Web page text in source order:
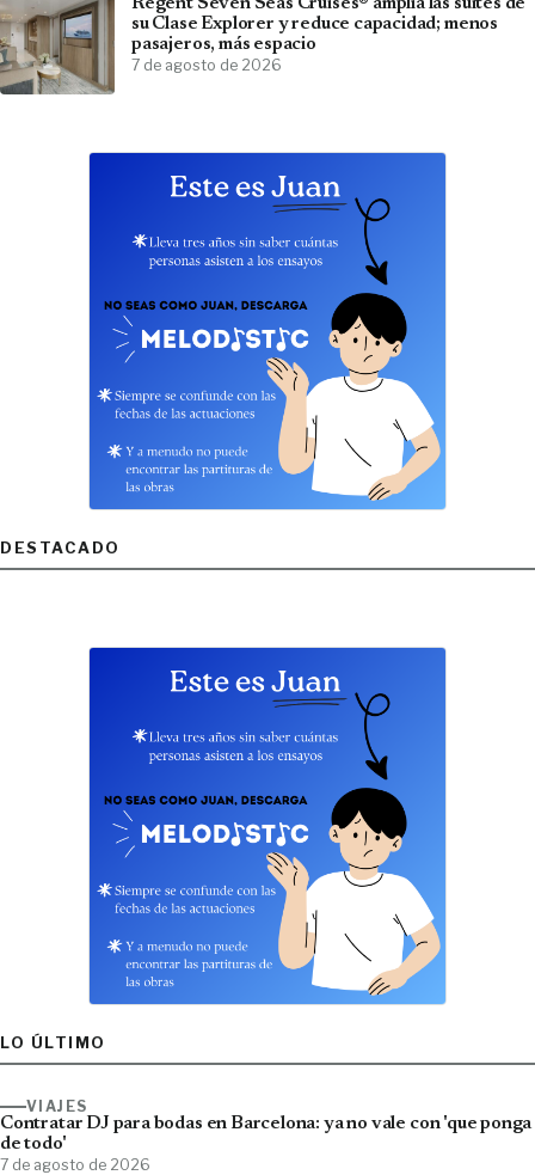
Regent Seven Seas Cruises® amplía las suites de
su Clase Explorer y reduce capacidad; menos
pasajeros, más espacio
7 de agosto de 2026
DESTACADO
LO ÚLTIMO
VIAJES
Contratar DJ para bodas en Barcelona: ya no vale con 'que ponga
de todo'
7 de agosto de 2026